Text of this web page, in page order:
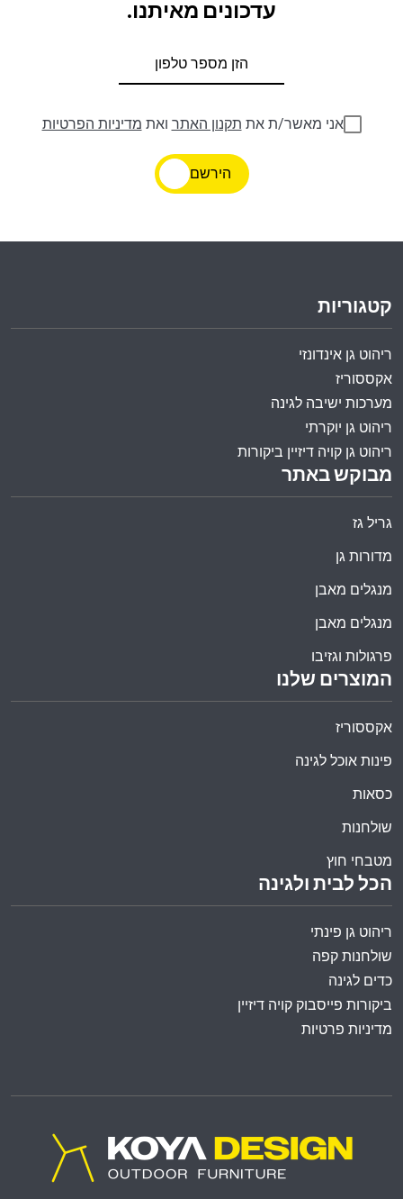
עדכונים מאיתנו.
אני מאשר/ת את תקנון האתר ואת מדיניות הפרטיות
הירשם
הכל לבית ולגינה
ריהוט גן פינתי
שולחנות קפה
כדים לגינה
ביקורות פייסבוק קויה דיזיין
מדיניות פרטיות
המוצרים שלנו
אקססוריז
פינות אוכל לגינה
כסאות
שולחנות
מטבחי חוץ
מבוקש באתר
גריל גז
מדורות גן
מנגלים מאבן
מנגלים מאבן
פרגולות וגזיבו
קטגוריות
ריהוט גן אינדונזי
אקססוריז
מערכות ישיבה לגינה
ריהוט גן יוקרתי
ריהוט גן קויה דיזיין ביקורות